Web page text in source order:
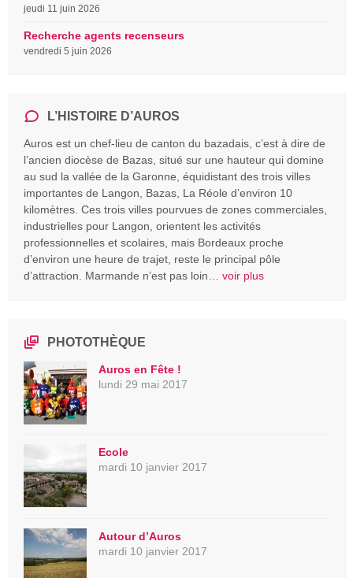
jeudi 11 juin 2026
Recherche agents recenseurs
vendredi 5 juin 2026
L’HISTOIRE D’AUROS
Auros est un chef-lieu de canton du bazadais, c’est à dire de
l’ancien diocèse de Bazas, situé sur une hauteur qui domine
au sud la vallée de la Garonne, équidistant des trois villes
importantes de Langon, Bazas, La Réole d’environ 10
kilomètres. Ces trois villes pourvues de zones commerciales,
industrielles pour Langon, orientent les activités
professionnelles et scolaires, mais Bordeaux proche
d’environ une heure de trajet, reste le principal pôle
d’attraction. Marmande n’est pas loin… voir plus
PHOTOTHÈQUE
Auros en Fête !
lundi 29 mai 2017
Ecole
mardi 10 janvier 2017
Autour d’Auros
mardi 10 janvier 2017